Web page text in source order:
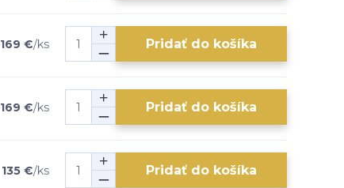
169 €/ks Pridať do košíka
169 €/ks Pridať do košíka
135 €/ks Pridať do košíka